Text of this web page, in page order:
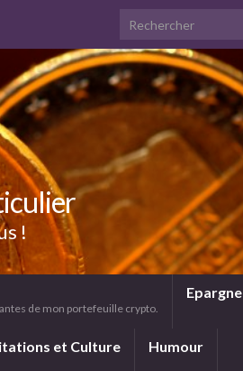
Search for:
!
de mon portefeuille crypto.
Epargne
et Culture Humour